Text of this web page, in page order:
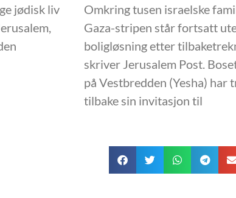
jødisk liv
Omkring tusen israelske
Gaza-stripen står fortsatt
boligløsning etter
skriver Jerusalem Post.
på Vestbredden (Yesha) har
tilbake sin invitasjon til